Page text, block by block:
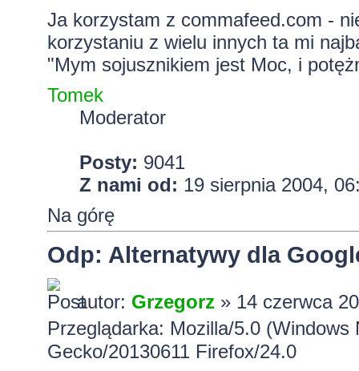
Ja korzystam z commafeed.com -
korzystaniu z wielu innych ta mi
"Mym sojusznikiem jest Moc, i
Tomek
Moderator
Posty: 9041
Z nami od: 19 sierpnia 2004,
Na górę
Odp: Alternatywy dla
autor: Grzegorz» 14 czerwca
Przeglądarka: Mozilla/5.0
Gecko/20130611 Firefox/24.0